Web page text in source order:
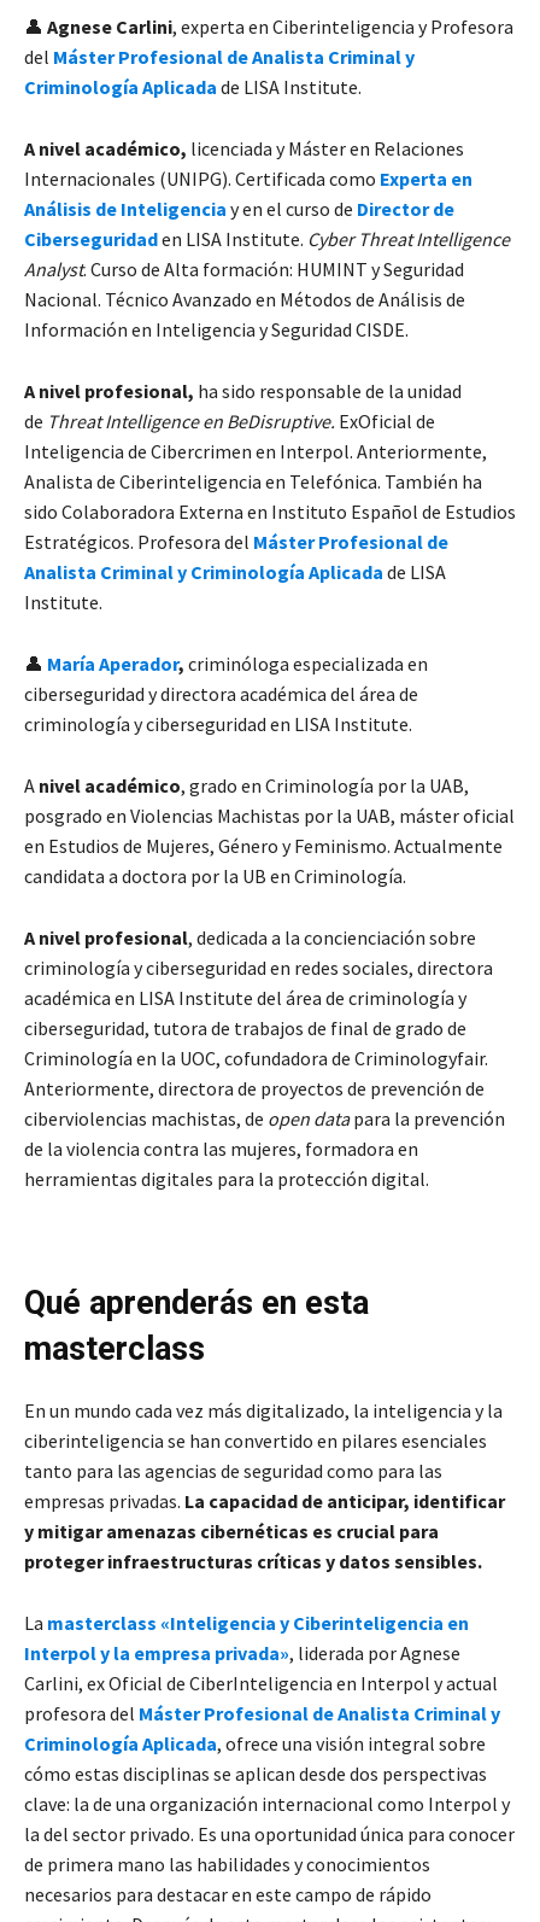
👤 Agnese Carlini, experta en Ciberinteligencia y Profesora
del Máster Profesional de Analista Criminal y
Criminología Aplicada de LISA Institute.
A nivel académico, licenciada y Máster en Relaciones
Internacionales (UNIPG). Certificada como Experta en
Análisis de Inteligencia y en el curso de Director de
Ciberseguridaden LISA Institute. Cyber Threat Intelligence
Analyst. Curso de Alta formación: HUMINT y Seguridad
Nacional. Técnico Avanzado en Métodos de Análisis de
Información en Inteligencia y Seguridad CISDE.
A nivel profesional, ha sido responsable de la unidad
de Threat Intelligence en BeDisruptive. ExOficial de
Inteligencia de Cibercrimen en Interpol. Anteriormente,
Analista de Ciberinteligencia en Telefónica. También ha
sido Colaboradora Externa en Instituto Español de Estudios
Estratégicos. Profesora del Máster Profesional de
Analista Criminal y Criminología Aplicada de LISA
Institute.
👤 María Aperador, criminóloga especializada en
ciberseguridad y directora académica del área de
criminología y ciberseguridad en LISA Institute.
A nivel académico, grado en Criminología por la UAB,
posgrado en Violencias Machistas por la UAB, máster oficial
en Estudios de Mujeres, Género y Feminismo. Actualmente
candidata a doctora por la UB en Criminología.
A nivel profesional, dedicada a la concienciación sobre
criminología y ciberseguridad en redes sociales, directora
académica en LISA Institute del área de criminología y
ciberseguridad, tutora de trabajos de final de grado de
Criminología en la UOC, cofundadora de Criminologyfair.
Anteriormente, directora de proyectos de prevención de
ciberviolencias machistas, de open datapara la prevención
de la violencia contra las mujeres, formadora en
herramientas digitales para la protección digital.
Qué aprenderás en esta
masterclass
En un mundo cada vez más digitalizado, la inteligencia y la
ciberinteligencia se han convertido en pilares esenciales
tanto para las agencias de seguridad como para las
empresas privadas. La capacidad de anticipar, identificar
y mitigar amenazas cibernéticas es crucial para
proteger infraestructuras críticas y datos sensibles.
La masterclass «Inteligencia y Ciberinteligencia en
Interpol y la empresa privada», liderada por Agnese
Carlini, ex Oficial de CiberInteligencia en Interpol y actual
profesora del Máster Profesional de Analista Criminal y
Criminología Aplicada, ofrece una visión integral sobre
cómo estas disciplinas se aplican desde dos perspectivas
clave: la de una organización internacional como Interpol y
la del sector privado. Es una oportunidad única para conocer
de primera mano las habilidades y conocimientos
necesarios para destacar en este campo de rápido